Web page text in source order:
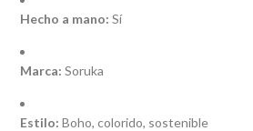
Hecho a mano: Sí
Marca: Soruka
Estilo: Boho, colorido, sostenible